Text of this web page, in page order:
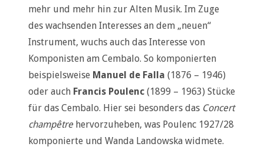
mehr und mehr hin zur Alten Musik. Im Zuge
des wachsenden Interesses an dem „neuen“
Instrument, wuchs auch das Interesse von
Komponisten am Cembalo. So komponierten
beispielsweise Manuel de Falla (1876 – 1946)
oder auch Francis Poulenc (1899 – 1963) Stücke
für das Cembalo. Hier sei besonders das Concert
champêtre hervorzuheben, was Poulenc 1927/28
komponierte und Wanda Landowska widmete.